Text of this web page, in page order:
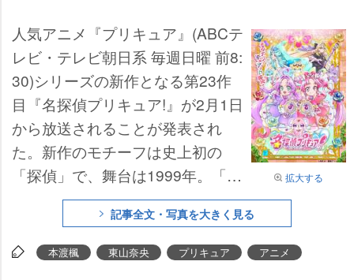
拡大する
人気アニメ『プリキュア』(ABCテ
レビ・テレビ朝日系 毎週日曜 前8:
30)シリーズの新作となる第23作
目『名探偵プリキュア!』が2月1日
から放送されることが発表され
た。新作のモチーフは史上初の
「探偵」で、舞台は1999年。「困
っている人を助けたい」という想
いを胸に、探偵として活躍する女
の子たちが主人公となる。
記事全文・写真を大きく見る
本渡楓 東山奈央 プリキュア アニメ